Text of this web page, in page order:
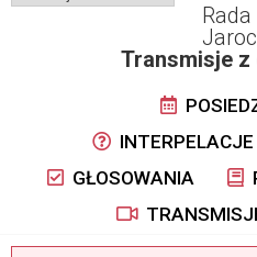
Transmisje z
GŁOSOWANIA